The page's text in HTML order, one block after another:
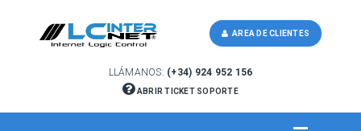
LLÁMANOS: (+34) 924 952 156
ABRIR TICKET SOPORTE
AREA DE CLIENTES